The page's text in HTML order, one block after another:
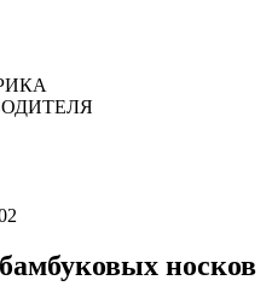
носков